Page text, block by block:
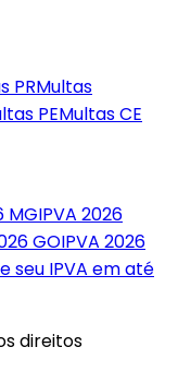
PRMultas
PEMultasCE
MGIPVA 2026
GOIPVA 2026
seu IPVA em até
direitos